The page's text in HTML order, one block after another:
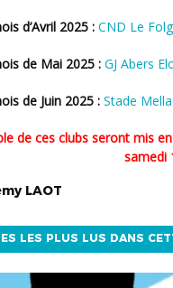
d’Avril 2025 : CND Le
de Mai 2025 : GJ Abers
de Juin 2025 : Stade
samedi
LAOT
LES PLUS LUS DANS